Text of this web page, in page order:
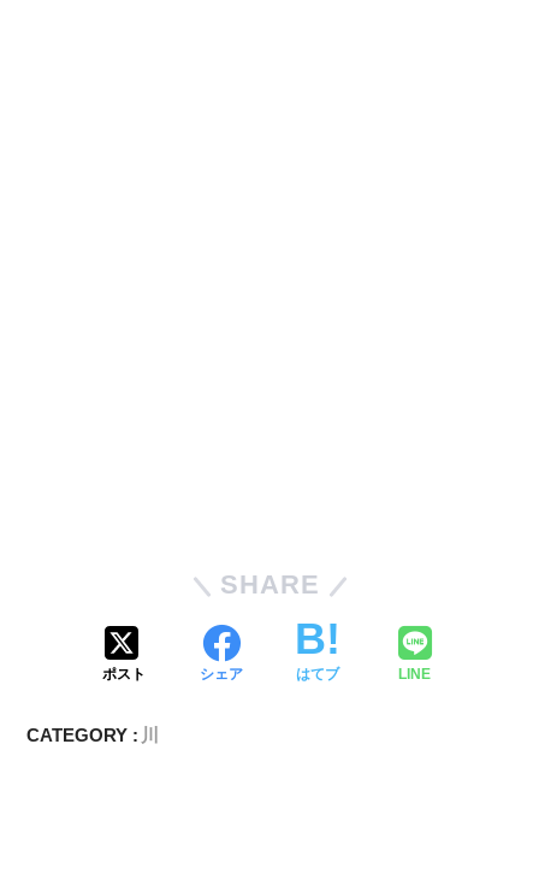
SHARE
ポスト シェア はてブ LINE
CATEGORY : 川